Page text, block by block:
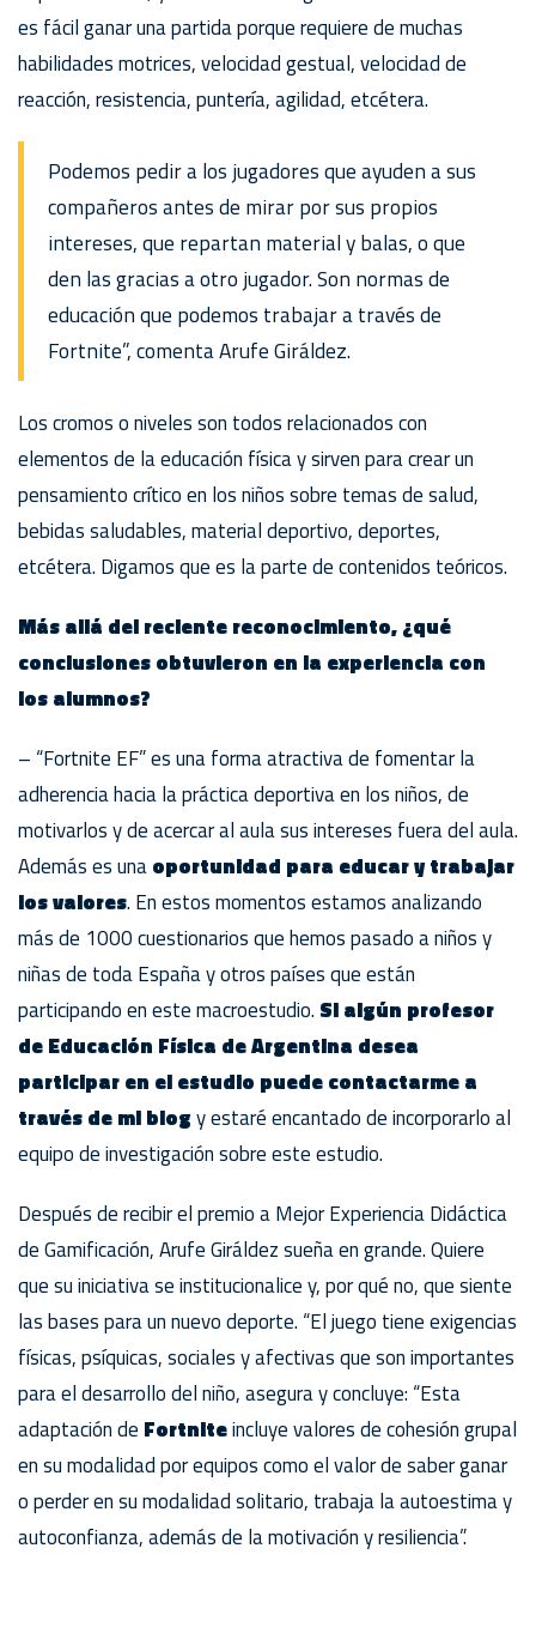
es fácil ganar una partida porque requiere de muchas
habilidades motrices, velocidad gestual, velocidad de
reacción, resistencia, puntería, agilidad, etcétera.
Podemos pedir a los jugadores que ayuden a sus
compañeros antes de mirar por sus propios
intereses, que repartan material y balas, o que
den las gracias a otro jugador. Son normas de
educación que podemos trabajar a través de
Fortnite”, comenta Arufe Giráldez.
Los cromos o niveles son todos relacionados con
elementos de la educación física y sirven para crear un
pensamiento crítico en los niños sobre temas de salud,
bebidas saludables, material deportivo, deportes,
etcétera. Digamos que es la parte de contenidos teóricos.
Más allá del reciente reconocimiento, ¿qué
conclusiones obtuvieron en la experiencia con
los alumnos?
– “Fortnite EF” es una forma atractiva de fomentar la
adherencia hacia la práctica deportiva en los niños, de
motivarlos y de acercar al aula sus intereses fuera del aula.
Además es unaoportunidad para educar y trabajar
los valores. En estos momentos estamos analizando
más de 1000 cuestionarios que hemos pasado a niños y
niñas de toda España y otros países que están
participando en este macroestudio. Si algún profesor
de Educación Física de Argentina desea
participar en el estudio puede contactarme a
través de mi blogy estaré encantado de incorporarlo al
equipo de investigación sobre este estudio.
Después de recibir el premio a Mejor Experiencia Didáctica
de Gamificación, Arufe Giráldez sueña en grande. Quiere
que su iniciativa se institucionalice y, por qué no, que siente
las bases para un nuevo deporte. “El juego tiene exigencias
físicas, psíquicas, sociales y afectivas que son importantes
para el desarrollo del niño, asegura y concluye: “Esta
adaptación de Fortniteincluye valores de cohesión grupal
en su modalidad por equipos como el valor de saber ganar
o perder en su modalidad solitario, trabaja la autoestima y
autoconfianza, además de la motivación y resiliencia”.